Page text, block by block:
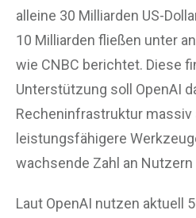
alleine 30 Milliarden US-
10 Milliarden fließen unter
wie CNBC berichtet. Diese
Unterstützung soll OpenAI
Recheninfrastruktur massiv
leistungsfähigere
wachsende Zahl an
Laut OpenAI nutzen aktuell